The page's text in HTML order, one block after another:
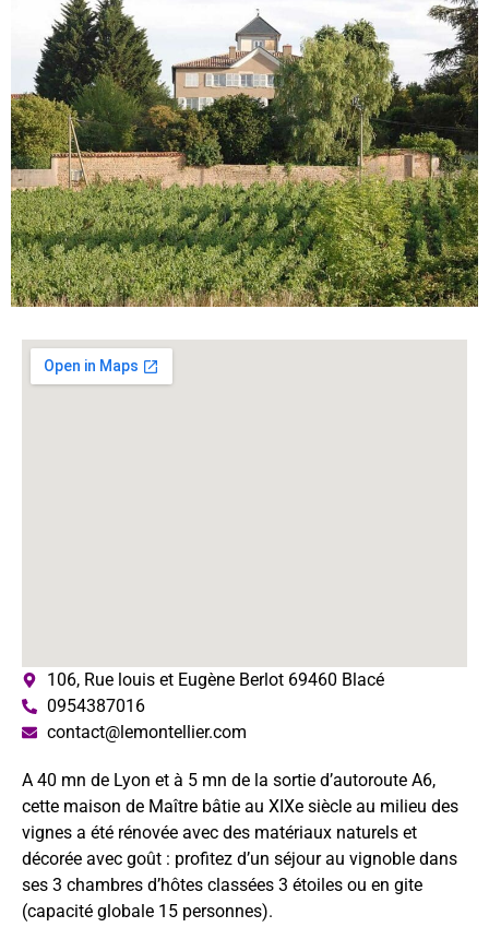
106, Rue louis et Eugène Berlot 69460 Blacé
0954387016
contact@lemontellier.com
A 40 mn de Lyon et à 5 mn de la sortie d’autoroute A6,
cette maison de Maître bâtie au XIXe siècle au milieu des
vignes a été rénovée avec des matériaux naturels et
décorée avec goût : profitez d’un séjour au vignoble dans
ses 3 chambres d’hôtes classées 3 étoiles ou en gite
(capacité globale 15 personnes).